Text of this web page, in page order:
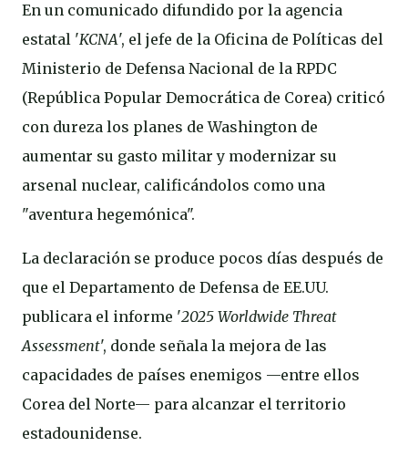
En un comunicado difundido por la agencia
estatal 'KCNA', el jefe de la Oficina de Políticas del
Ministerio de Defensa Nacional de la RPDC
(República Popular Democrática de Corea) criticó
con dureza los planes de Washington de
aumentar su gasto militar y modernizar su
arsenal nuclear, calificándolos como una
"aventura hegemónica".
La declaración se produce pocos días después de
que el Departamento de Defensa de EE.UU.
publicara el informe '2025 Worldwide Threat
Assessment', donde señala la mejora de las
capacidades de países enemigos —entre ellos
Corea del Norte— para alcanzar el territorio
estadounidense.